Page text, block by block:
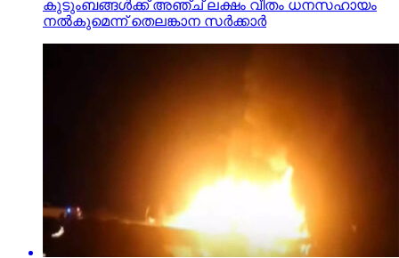
കുടുംബങ്ങള്‍ക്ക് അഞ്ച് ലക്ഷം വീതം ധനസഹായം
നല്‍കുമെന്ന് തെലങ്കാന സര്‍ക്കാര്‍